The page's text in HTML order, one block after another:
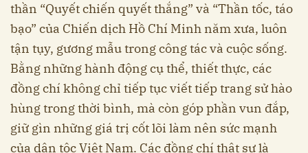
thần “Quyết chiến quyết thắng” và “Thần tốc, táo
bạo” của Chiến dịch Hồ Chí Minh năm xưa, luôn
tận tụy, gương mẫu trong công tác và cuộc sống.
Bằng những hành động cụ thể, thiết thực, các
đồng chí không chỉ tiếp tục viết tiếp trang sử hào
hùng trong thời bình, mà còn góp phần vun đắp,
giữ gìn những giá trị cốt lõi làm nên sức mạnh
của dân tộc Việt Nam. Các đồng chí thật sự là